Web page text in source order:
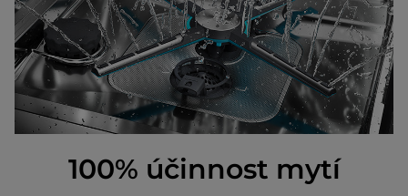
100% účinnost mytí